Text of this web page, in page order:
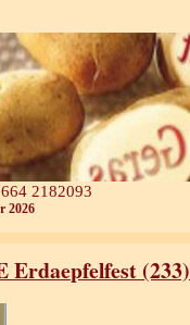
2182093
2026
Erdaepfelfest (233)